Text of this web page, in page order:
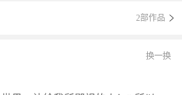
2部作品
换一换